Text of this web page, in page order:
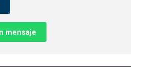
mensaje